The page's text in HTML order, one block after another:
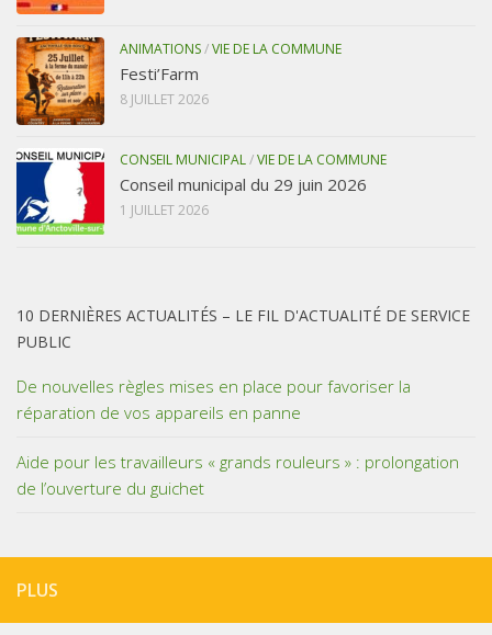
ANIMATIONS/VIE DE LA COMMUNE
Festi’Farm
8 JUILLET 2026
CONSEIL MUNICIPAL/VIE DE LA COMMUNE
Conseil municipal du 29 juin 2026
1 JUILLET 2026
10 DERNIÈRES ACTUALITÉS – LE FIL D'ACTUALITÉ DE SERVICE
PUBLIC
De nouvelles règles mises en place pour favoriser la
réparation de vos appareils en panne
Aide pour les travailleurs « grands rouleurs » : prolongation
de l’ouverture du guichet
PLUS